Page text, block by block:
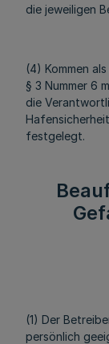
die jeweiligen
(4) Kommen
§ 3 Nummer 6
die
festgelegt.
(1) Der
persönlich